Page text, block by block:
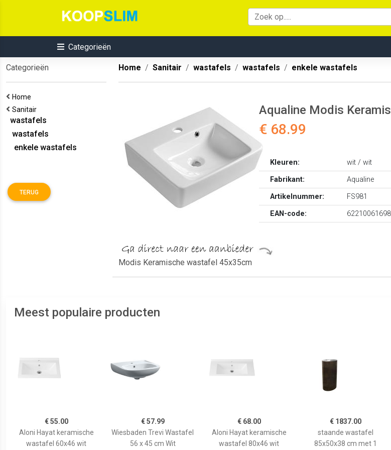
Categorieën
Categorieën
Home
Sanitair
wastafels
wastafels
enkele wastafels
TERUG
Home Sanitair wastafels wastafels enkele wastafels
Aqualine Modis
€ 68.99
Kleuren:
wit / wit
Fabrikant:
Aqualine
Artikelnummer:
FS981
EAN-code:
Modis Keramische wastafel 45x35cm
Meest populaire producten
€ 55.00
Aloni Hayat keramische
wastafel 60x46 wit
€ 57.99
Wiesbaden Trevi Wastafel
56 x 45 cm Wit
€ 68.00
Aloni Hayat keramische
wastafel 80x46 wit
€ 1837.00
staande wastafel
85x50x38 cm met 1